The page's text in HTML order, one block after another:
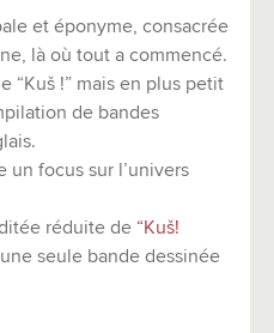
et éponyme, consacrée
là où tout a commencé.
“Kuš !” mais en plus petit
de bandes
un focus sur l’univers
réduite de “Kuš!
seule bande dessinée